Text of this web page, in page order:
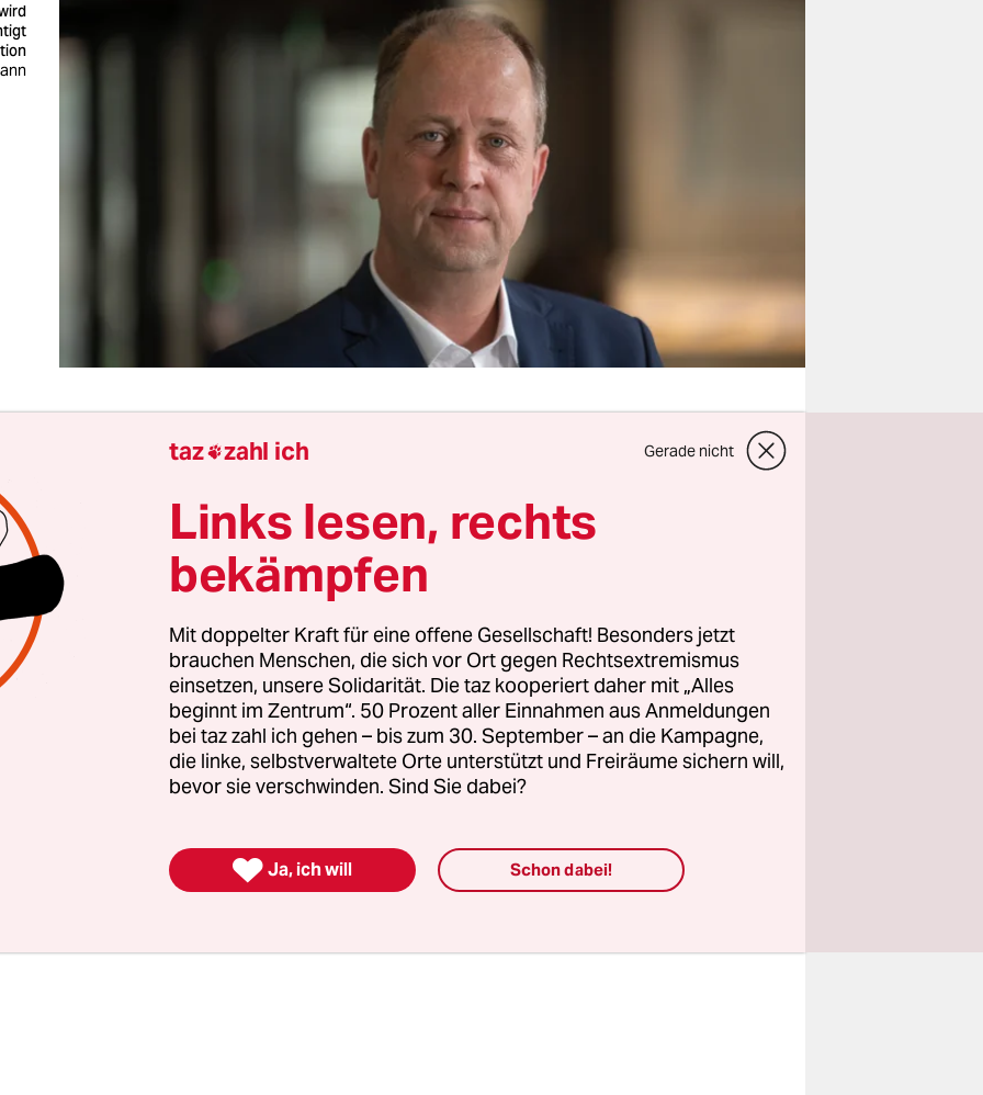
bekommt im neuen Jahr
für Migration. Joachim Stamp (FDP),
Integrationsminister in Nordrhein-Westfalen, soll sich im
SPD-Bundesinnenministerin Nancy Faeser darum
Einwanderung in unser schönes Deutschland auch
passiert.
aus fernen Ländern einreisen dürfen, um unseren
zu sichern. Aber natürlich auch, dass Abkommen mit
abgeschlossen werden – zwecks Rücknahme
Asylbewerber. Das soll der Fortschritt einer gefühlt
taz zahl ich Gerade nicht
Links lesen, rechts
bekämpfen
Mit doppelter Kraft für eine offene Gesellschaft! Besonders jetzt
brauchen Menschen, die sich vor Ort gegen Rechtsextremismus
einsetzen, unsere Solidarität. Die taz kooperiert daher mit „Alles
beginnt im Zentrum“. 50 Prozent aller Einnahmen aus Anmeldungen
bei taz zahl ich gehen – bis zum 30. September – an die Kampagne,
die linke, selbstverwaltete Orte unterstützt und Freiräume sichern will,
bevor sie verschwinden. Sind Sie dabei?
 Ja, ich will Schon dabei!